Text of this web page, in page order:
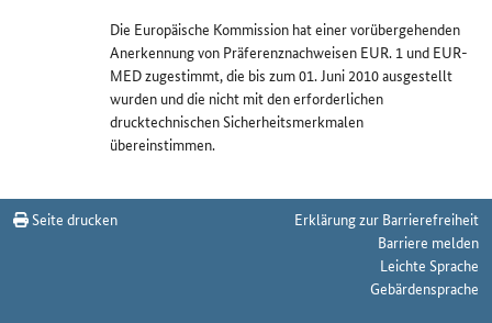
Die Europäische Kommission hat einer vorübergehenden
Anerkennung von Präferenznachweisen EUR. 1 und EUR-
MED zugestimmt, die bis zum 01. Juni 2010 ausgestellt
wurden und die nicht mit den erforderlichen
drucktechnischen Sicherheitsmerkmalen
übereinstimmen.
Seite drucken
Erklärung zur Barrierefreiheit
Barriere melden
Leichte Sprache
Gebärdensprache